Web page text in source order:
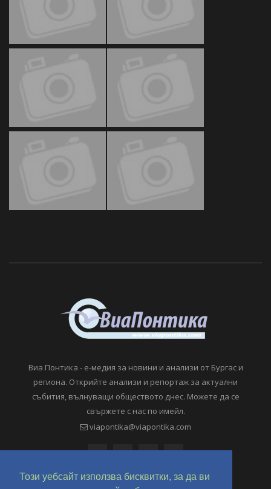
Този уебсайт използва бисквитки, за да ви
Виа Понтика - е-медия за новини и анализи от Бургас и
региона. Открийте анализи и репортаж за актуални
събития, вълнуващи обществото днес. Можете да се
свържете с нас по имейл.
viapontika@viapontika.com